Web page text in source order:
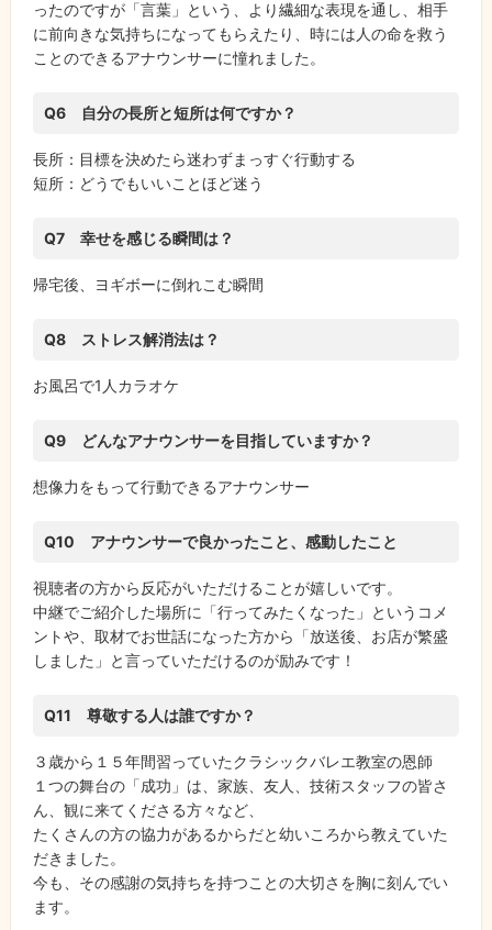
ったのですが「言葉」という、より繊細な表現を通し、相手
に前向きな気持ちになってもらえたり、時には人の命を救う
ことのできるアナウンサーに憧れました。
Q6 自分の長所と短所は何ですか？
長所：目標を決めたら迷わずまっすぐ行動する
短所：どうでもいいことほど迷う
Q7 幸せを感じる瞬間は？
帰宅後、ヨギボーに倒れこむ瞬間
Q8 ストレス解消法は？
お風呂で1人カラオケ
Q9 どんなアナウンサーを目指していますか？
想像力をもって行動できるアナウンサー
Q10 アナウンサーで良かったこと、感動したこと
視聴者の方から反応がいただけることが嬉しいです。
中継でご紹介した場所に「行ってみたくなった」というコメ
ントや、取材でお世話になった方から「放送後、お店が繁盛
しました」と言っていただけるのが励みです！
Q11 尊敬する人は誰ですか？
３歳から１５年間習っていたクラシックバレエ教室の恩師
１つの舞台の「成功」は、家族、友人、技術スタッフの皆さ
ん、観に来てくださる方々など、
たくさんの方の協力があるからだと幼いころから教えていた
だきました。
今も、その感謝の気持ちを持つことの大切さを胸に刻んでい
ます。